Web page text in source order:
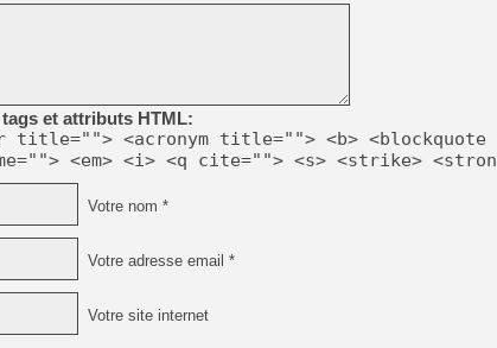
[Mo5] Deux inédits du
[GK] Le beat'em up The
[GK] Endless Legend 2 :
[LS] [PS5] Premiers
et attributs HTML:
<acronym title=""> <b> <blockquote
<em> <i> <q cite=""> <s> <strike>
Votre nom *
Votre adresse email *
Votre site internet